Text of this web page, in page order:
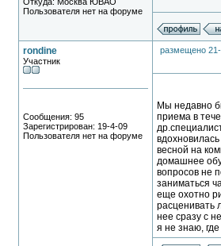
Пользователя нет на форуме
rondine
Участник
Сообщения: 95
Зарегистрирован: 19-4-09
Пользователя нет на форуме
размещено
Мы недавно
приема в
весной на
домашнее
вопросов не
заниматься
еще охотно
расценивать
нее сразу с
я не знаю,